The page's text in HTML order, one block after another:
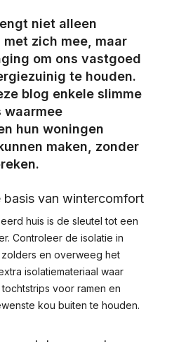
niet alleen
zich mee, maar
om ons vastgoed
te houden.
blog enkele slimme
waarmee
hun woningen
maken, zonder
basis van wintercomfort
huis is de sleutel tot een
Controleer de isolatie in
zolders en overweeg het
isolatiemateriaal waar
voor ramen en
kou buiten te houden.